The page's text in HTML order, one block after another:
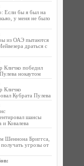
Если бы я был на
у меня не было
из ОАЭ пытаются
драться с
Кличко победил
нокаутом
Кличко
Кубрата Пулева
шансы
и Ковалева
Шеннона Бриггса,
угрозы от
: